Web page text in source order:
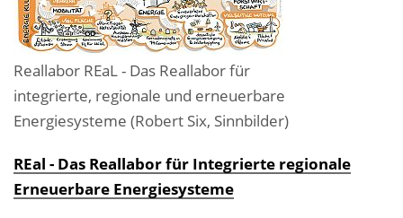
Reallabor REaL - Das Reallabor für
integrierte, regionale und erneuerbare
Energiesysteme (Robert Six, Sinnbilder)
REal - Das Reallabor für Integrierte regionale
Erneuerbare Energiesysteme